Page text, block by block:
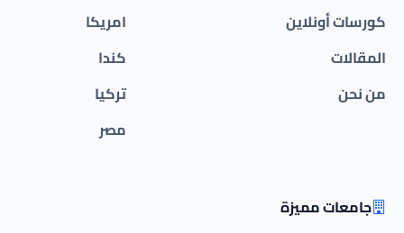
كورسات أونلاين
المقالات
من نحن
امريكا
كندا
تركيا
مصر
جامعات مميزة